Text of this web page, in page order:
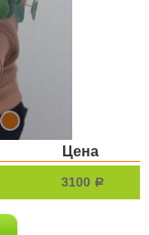
Цена
3100 a